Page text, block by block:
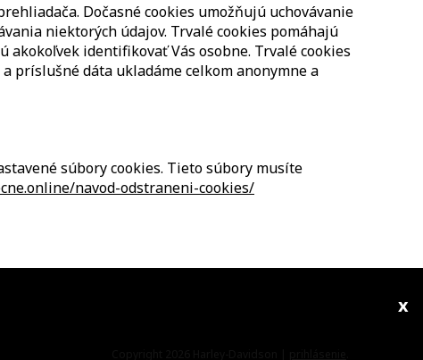
Dočasné cookies umožňujú uchovávanie
niektorých údajov. Trvalé cookies pomáhajú
identifikovať Vás osobne. Trvalé cookies
príslušné dáta ukladáme celkom anonymne a
súbory cookies. Tieto súbory musíte
navod-odstraneni-cookies/
x